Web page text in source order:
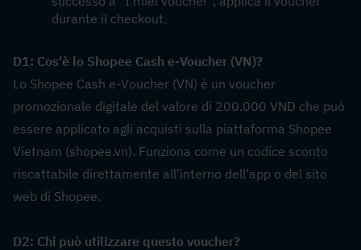
durante il checkout.
D1: Cos'è lo Shopee Cash e-Voucher (VN)?
Lo Shopee Cash e-Voucher (VN) è un voucher
promozionale digitale del valore di 200.000 VND che può
essere applicato agli acquisti sulla piattaforma Shopee
Vietnam (shopee.vn). Funziona come un codice sconto
riscattabile direttamente all'interno dell'app o del sito
web di Shopee.
D2: Chi può utilizzare questo voucher?